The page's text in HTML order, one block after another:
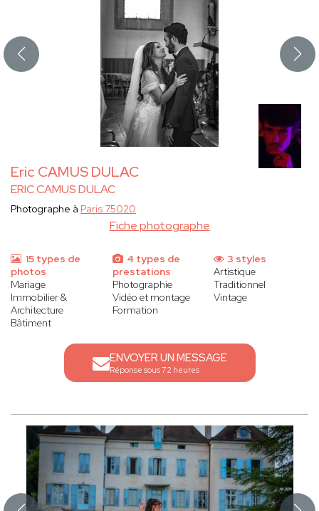
Eric CAMUS DULAC
ERIC CAMUS DULAC
Fiche photographe
Photographe à Paris 75020
15 types de
photos
Mariage
Immobilier &
Architecture
Bâtiment
4 types de
prestations
Photographie
Vidéo et montage
Formation
3 styles
Artistique
Traditionnel
Vintage
ENVOYER UN MESSAGE
Réponse sous 72 heures